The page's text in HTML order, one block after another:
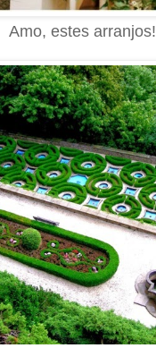
Amo, estes arranjos!